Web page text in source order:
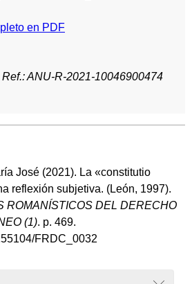
en PDF
Ref.: ANU-R-2021-10046900474
José (2021). La «constitutio
reflexión subjetiva. (León, 1997).
ROMANÍSTICOS DEL DERECHO
(1). p. 469.
FRDC_0032